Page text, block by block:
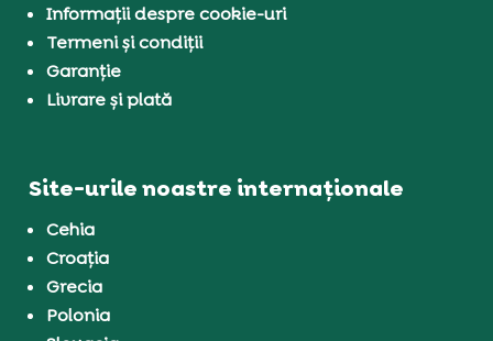
Informații despre cookie-uri
Termeni și condiții
Garanție
Livrare și plată
Site-urile noastre internaționale
Cehia
Croația
Grecia
Polonia